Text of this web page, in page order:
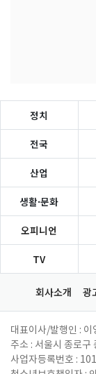
정치
전국
산업
생활·문화
오피니언
TV
회사소개 광
대표이사/발행인 : 이
주소 : 서울시 종로
사업자등록번호 :